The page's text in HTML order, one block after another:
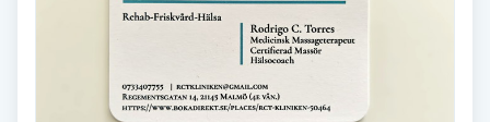
Thaimassage